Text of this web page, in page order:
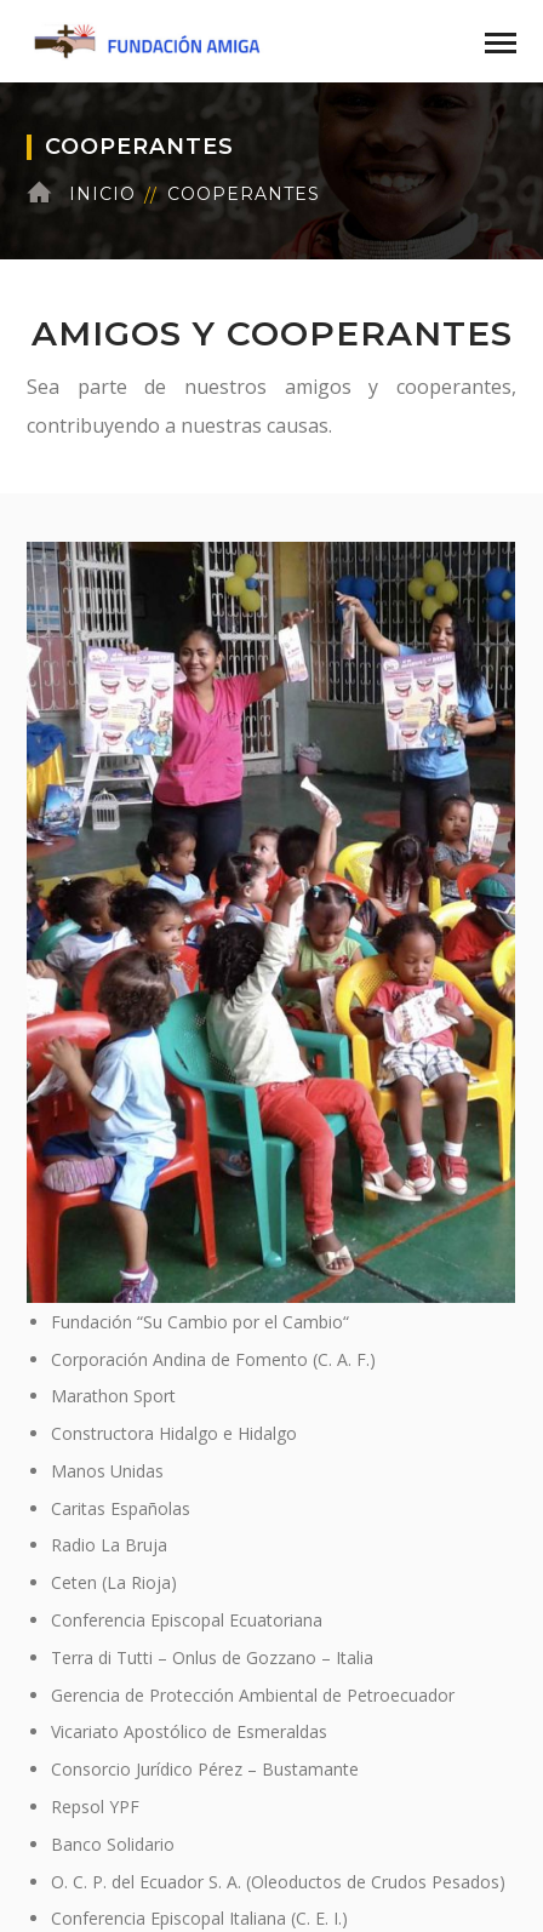
COOPERANTES
INICIO COOPERANTES
AMIGOS Y COOPERANTES
Sea parte de nuestros amigos y cooperantes,
contribuyendo a nuestras causas.
Fundación “Su Cambio por el Cambio“
Corporación Andina de Fomento (C. A. F.)
Marathon Sport
Constructora Hidalgo e Hidalgo
Manos Unidas
Caritas Españolas
Radio La Bruja
Ceten (La Rioja)
Conferencia Episcopal Ecuatoriana
Terra di Tutti – Onlus de Gozzano – Italia
Gerencia de Protección Ambiental de Petroecuador
Vicariato Apostólico de Esmeraldas
Consorcio Jurídico Pérez – Bustamante
Repsol YPF
Banco Solidario
O. C. P. del Ecuador S. A. (Oleoductos de Crudos Pesados)
Conferencia Episcopal Italiana (C. E. I.)